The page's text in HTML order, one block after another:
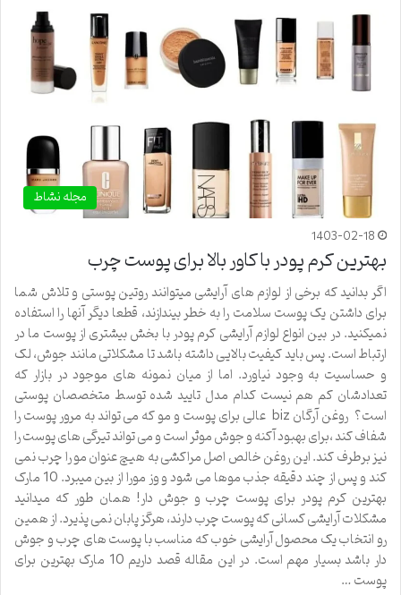
مجله نشاط
1403-02-18
بهترین کرم پودر با کاور بالا برای پوست چرب
اگر بدانید که برخی از لوازم های آرایشی میتوانند روتین پوستی و تلاش شما
برای داشتن یک پوست سلامت را به خطر بیندازند، قطعا دیگر آنها را استفاده
نمیکنید. در بین انواع لوازم آرایشی کرم پودر با بخش بیشتری از پوست ما در
ارتباط است. پس باید کیفیت بالایی داشته باشد تا مشکلاتی مانند جوش، لک
و حساسیت به وجود نیاورد. اما از میان نمونه های موجود در بازار که
تعدادشان کم هم نیست کدام مدل تایید شده توسط متخصصان پوستی
است؟ روغن آرگان biz عالی برای پوست و مو که می تواند به مرور پوست را
شفاف کند ،برای بهبود آکنه و جوش موثر است و می تواند تیرگی های پوست را
نیز برطرف کند. این روغن خالص اصل مراکشی به هیچ عنوان مو را چرب نمی
کند و پس از چند دقیقه جذب موها می شود و وز مورا از بین میبرد. 10 مارک
بهترین کرم پودر برای پوست چرب و جوش دار! همان طور که میدانید
مشکلات آرایشی کسانی که پوست چرب دارند، هرگز پابان نمی پذیرد. از همین
رو انتخاب یک محصول آرایشی خوب که مناسب با پوست های چرب و جوش
دار باشد بسیار مهم است. در این مقاله قصد داریم 10 مارک بهترین برای
پوست …